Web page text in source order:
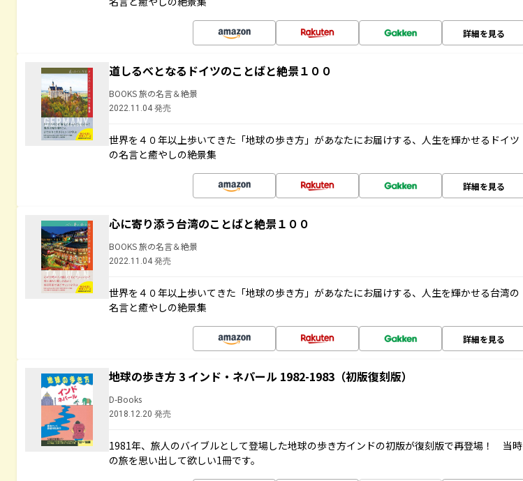
詳細を見る
道しるべとなるドイツのことばと絶景１００
BOOKS 旅の名言＆絶景
2022.11.04 発売
世界を４０年以上歩いてきた「地球の歩き方」があなたにお届けする、人生を輝かせるドイツ
の名言と癒やしの絶景集
詳細を見る
心に寄り添う台湾のことばと絶景１００
BOOKS 旅の名言＆絶景
2022.11.04 発売
世界を４０年以上歩いてきた「地球の歩き方」があなたにお届けする、人生を輝かせる台湾の
名言と癒やしの絶景集
詳細を見る
地球の歩き方 3 インド・ネパール 1982-1983（初版復刻版）
D-Books
2018.12.20 発売
1981年、旅人のバイブルとして登場した地球の歩き方インドの初版が復刻版で再登場！ 当時
の旅を思い出して欲しい1冊です。